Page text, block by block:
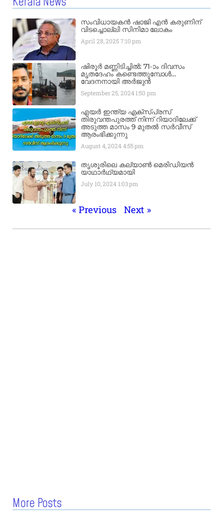
സംവിധായകൻ ഷാജി എൻ കരുണിന്
വിടച്ചൊല്ലി സിനിമാ ലോകം
April 28, 20257:10 pm
ഷിരൂർ മണ്ണിടിച്ചിൽ: 71-ാം ദിവസം
മൃതദേഹം കണ്ടെത്തുമ്പോൾ…
വേദനനായി അർജുൻ
September 25, 20241:50 pm
എയർ ഇന്ത്യ എക്​സ്​പ്രസ്​
തിരുവന്തപുരത്ത് നിന്ന്​ റിയാദിലേക്ക്
അടുത്ത മാസം 9 മുതൽ സർവീസ്
ആരംഭിക്കുന്നു
August 4, 20244:55 pm
തൃശൂരിലെ കല്യാൺ മെരിഡിയൻ
യാഥാർഥ്യമായി
July 10, 2024 1:03 pm
« Previous Next »
More Posts